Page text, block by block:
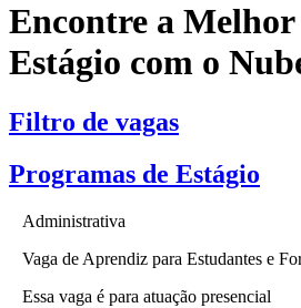
Encontre a Melhor
Estágio com o
Filtro de vagas
Programas de Estágio
Administrativa
Vaga de Aprendiz para Estudantes e
Essa vaga é para atuação presencial